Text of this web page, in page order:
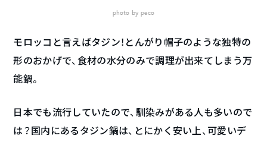
photo by peco
モロッコと言えばタジン！とんがり帽子のような独特の
形のおかげで、食材の水分のみで調理が出来てしまう万
能鍋。
日本でも流行していたので、馴染みがある人も多いので
は？国内にあるタジン鍋は、とにかく安い上、可愛いデ